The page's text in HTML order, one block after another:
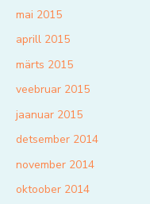
mai 2015
aprill 2015
märts 2015
veebruar 2015
jaanuar 2015
detsember 2014
november 2014
oktoober 2014